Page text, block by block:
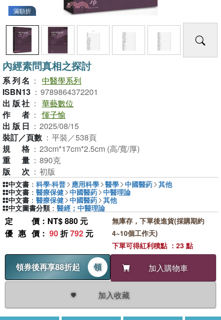
滿額折
內經素問真相之探討
系列名 ： 中醫學系列
ISBN13 ： 9789864372201
出版社 ： 華藝數位
作者 ： 惲子愉
出版日 ： 2025/08/15
裝訂／頁數 ： 平裝／538頁
規格 ： 23cm*17cm*2.5cm (高/寬/厚)
重量 ： 890克
版次 ： 初版
定價 ：NT$ 880 元
優惠價 ： 90折792 元
領券後再享88折起 領 加入購物車
加入收藏
無庫存，下單後進貨(採購期約
4~10個工作天)
下單可得紅利積點 ：23 點
中文書 ： 科學‧科普 應用科學 醫學 中國醫葯 其他
中文書 ： 醫療保健 中國醫葯 中醫理論
中文書 ： 醫療保健 中國醫葯 其他
中文圖書分類 ： 醫經；中醫理論